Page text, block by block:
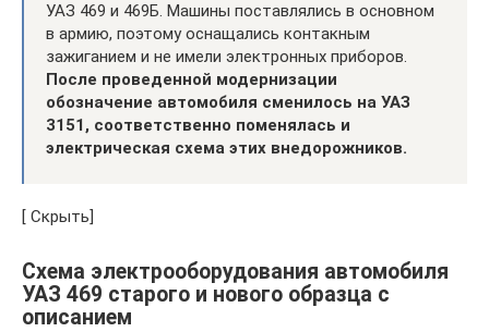
УАЗ 469 и 469Б. Машины поставлялись в основном
в армию, поэтому оснащались контакным
зажиганием и не имели электронных приборов.
После проведенной модернизации
обозначение автомобиля сменилось на УАЗ
3151, соответственно поменялась и
электрическая схема этих внедорожников.
[ Скрыть]
Схема электрооборудования автомобиля
УАЗ 469 старого и нового образца с
описанием